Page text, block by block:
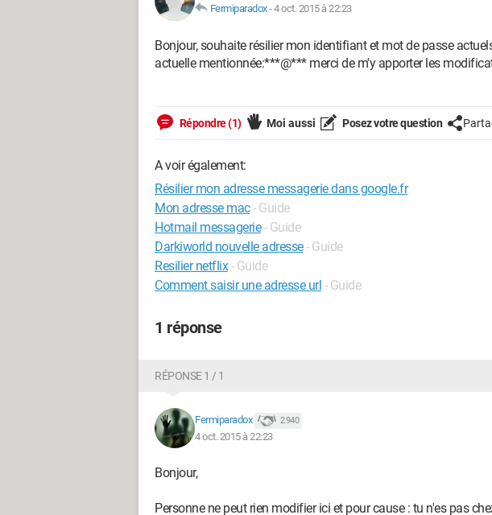
Fermiparadox-4 oct. 2015 à 22:23
Bonjour, souhaite résilier mon identifiant et mot de passe
actuelle mentionnée:***@*** merci de m'y apporter les
Répondre (1) Moi aussi Posez votre question
A voir également:
Résilier mon adresse messagerie dans google.fr
Mon adresse mac- Guide
Hotmail messagerie - Guide
Darkiworld nouvelle adresse- Guide
Resilier netflix - Guide
Comment saisir une adresse url - Guide
1 réponse
RÉPONSE 1 / 1
Fermiparadox 2 940
4 oct. 2015 à 22:23
Bonjour,
Personne ne peut rien modifier ici et pour cause : tu n'es pas